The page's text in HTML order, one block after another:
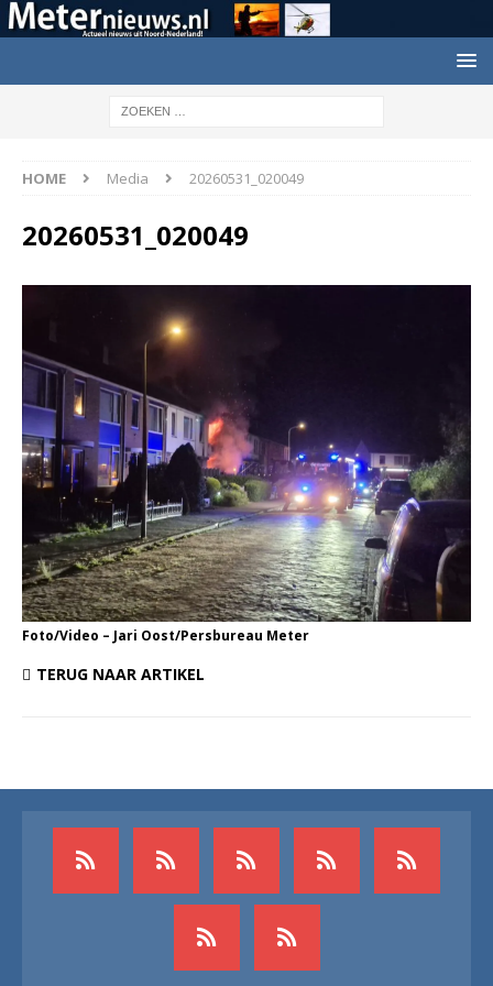
HOME Media 20260531_020049
20260531_020049
Foto/Video – Jari Oost/Persbureau Meter
TERUG NAAR ARTIKEL